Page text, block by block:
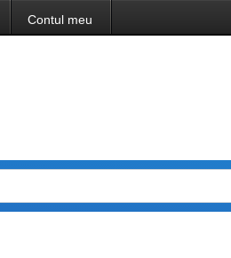
Contul meu